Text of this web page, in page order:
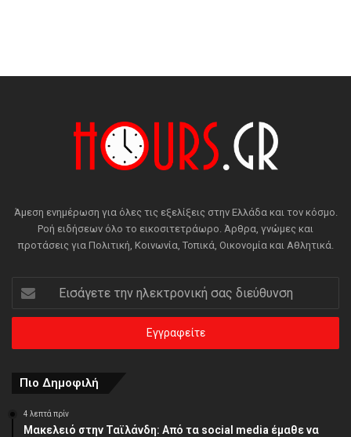
Άμεση ενημέρωση για όλες τις εξελίξεις στην Ελλάδα και τον κόσμο.
Ροή ειδήσεων όλο το εικοσιτετράωρο. Άρθρα, γνώμες και
προτάσεις για Πολιτική, Κοινωνία, Τοπικά, Οικονομία και Αθλητικά.
την
ηλεκτρονική
διεύθυνση
Πιο Δημοφιλή
4 λεπτά πρίν
Μακελειό στην Ταϊλάνδη: Από τα social media έμαθε να